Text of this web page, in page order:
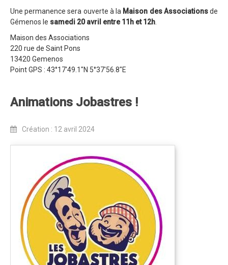
Bilan de l'Enduro 2018
Résultats
Tombola
Partenaires
Règlement
Retour sur l'Enduro 2017
Edition 2017
Blog 2017
Bilan de l'Enduro 2017
Résultats
Tombola
Programme de la journée
Une permanence sera ouverte à la Maison des Associationsde
Gémenos le samedi 20 avril entre 11h et 12h.
Maison des Associations
220 rue de Saint Pons
13420 Gemenos
Point GPS : 43°17'49.1"N 5°37'56.8"E
Animations Jobastres !
Création : 12 avril 2024